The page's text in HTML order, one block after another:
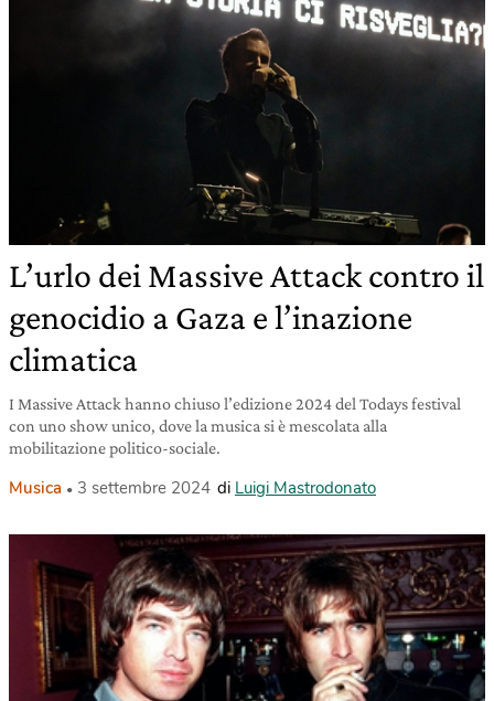
L’urlo dei Massive Attack contro il
genocidio a Gaza e l’inazione
climatica
I Massive Attack hanno chiuso l’edizione 2024 del Todays festival
con uno show unico, dove la musica si è mescolata alla
mobilitazione politico-sociale.
Musica 3 settembre 2024 di Luigi Mastrodonato